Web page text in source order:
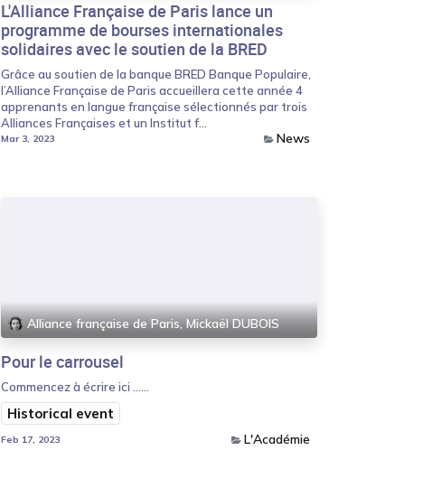
L'Alliance Française de Paris lance un
programme de bourses internationales
solidaires avec le soutien de la BRED
Grâce au soutien de la banque BRED Banque Populaire,
l’Alliance Française de Paris accueillera cette année 4
apprenants en langue française sélectionnés par trois
Alliances Françaises et un Institut f...
Mar 3, 2023 News
Alliance française de Paris, Mickaël DUBOIS
Pour le carrousel
Commencez à écrire ici ......
Historical event
Feb 17, 2023 L'Académie